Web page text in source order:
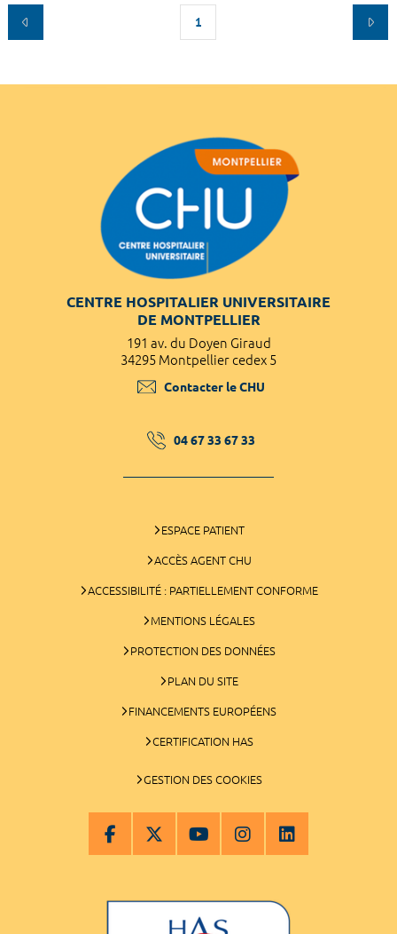
1
CENTRE HOSPITALIER UNIVERSITAIRE
DE MONTPELLIER
191 av. du Doyen Giraud
34295 Montpellier cedex 5
Contacter le CHU
04 67 33 67 33
ESPACE PATIENT
ACCÈS AGENT CHU
ACCESSIBILITÉ : PARTIELLEMENT CONFORME
MENTIONS LÉGALES
PROTECTION DES DONNÉES
PLAN DU SITE
FINANCEMENTS EUROPÉENS
CERTIFICATION HAS
GESTION DES COOKIES